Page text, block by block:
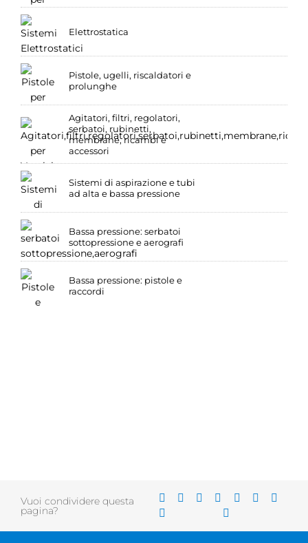
Elettrostatica
Pistole, ugelli, riscaldatori e
prolunghe
Agitatori, filtri, regolatori,
serbatoi, rubinetti,
membrane, ricambi e
accessori
Sistemi di aspirazione e tubi
ad alta e bassa pressione
Bassa pressione: serbatoi
sottopressione e aerografi
Bassa pressione: pistole e
raccordi
Vuoi condividere questa
pagina?